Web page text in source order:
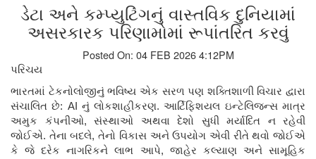
ડેટા અને કમ્પ્યુટિંગનું વાસ્તવિક દુનિયામાં
અસરકારક પરિણામોમાં રૂપાંતરિત કરવું
Posted On: 04 FEB 2026 4:12PM
પરિચય
ભારતમાં ટેકનોલોજીનું ભવિષ્ય એક સરળ પણ શક્તિશાળી વિચાર દ્વારા
સંચાલિત છે: AI નું લોકશાહીકરણ. આર્ટિફિશયલ ઇન્ટેલિજન્સ માત્ર
અમુક કંપનીઓ, સંસ્થાઓ અથવા દેશો સુધી મર્યાદિત ન રહેવી
જોઈએ. તેના બદલે,તેનો વિકાસ અને ઉપયોગ એવી રીતે થવો જોઈએ
કે જે દરેક નાગરિકને લાભ આપે, જાહેર કલ્યાણ અને સામૂહિક